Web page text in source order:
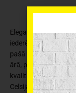
Elegants un skaists
iederēsies tavā
pašā laikā, tas pildīs
ārā, piemērots
kvalitatīvs, ar
Celsija).